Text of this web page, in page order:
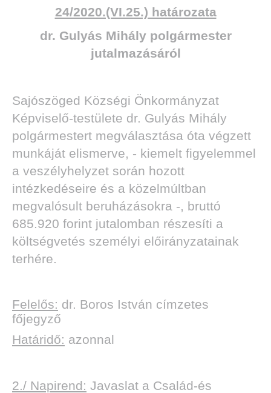
24/2020.(VI.25.) határozata
dr. Gulyás Mihály polgármester
jutalmazásáról
Sajószöged Községi Önkormányzat
Képviselő-testülete dr. Gulyás Mihály
polgármestert megválasztása óta végzett
munkáját elismerve, - kiemelt figyelemmel
a veszélyhelyzet során hozott
intézkedéseire és a közelmúltban
megvalósult beruházásokra -, bruttó
685.920 forint jutalomban részesíti a
költségvetés személyi előirányzatainak
terhére.
Felelős: dr. Boros István címzetes
főjegyző
Határidő: azonnal
2./ Napirend: Javaslat a Család-és